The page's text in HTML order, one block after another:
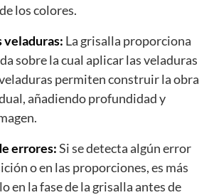
los colores.
veladuras: La grisalla proporciona
sobre la cual aplicar las veladuras
permiten construir la obra
añadiendo profundidad y
errores:Si se detecta algún error
o en las proporciones, es más
en la fase de la grisalla antes de